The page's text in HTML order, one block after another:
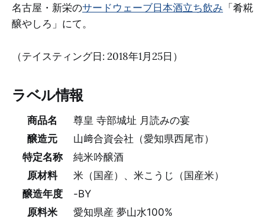
名古屋・新栄のサードウェーブ日本酒立ち飲み 「肴糀
醸やしろ」にて。
（テイスティング日: 2018年1月25日）
ラベル情報
商品名
尊皇 寺部城址 月読みの宴
醸造元
山﨑合資会社（愛知県西尾市）
特定名称
純米吟醸酒
原材料
米（国産）、米こうじ（国産米）
醸造年度
-BY
原料米
愛知県産 夢山水100%